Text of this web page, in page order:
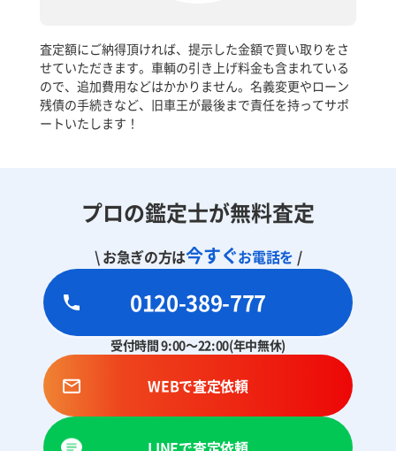
査定額にご納得頂ければ、提示した金額で買い取りをさ
せていただきます。車輌の引き上げ料金も含まれている
ので、追加費用などはかかりません。名義変更やローン
残債の手続きなど、旧車王が最後まで責任を持ってサポ
ートいたします！
プロの鑑定士が無料査定
\ お急ぎの方は今すぐお電話を /
0120-389-777
受付時間 9:00～22:00(年中無休)
WEBで査定依頼